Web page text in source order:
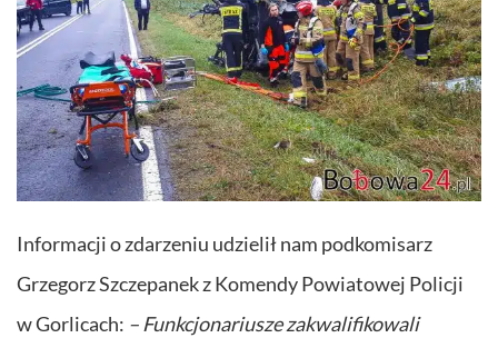
Informacji o zdarzeniu udzielił nam podkomisarz
Grzegorz Szczepanek z Komendy Powiatowej Policji
w Gorlicach: – Funkcjonariusze zakwalifikowali